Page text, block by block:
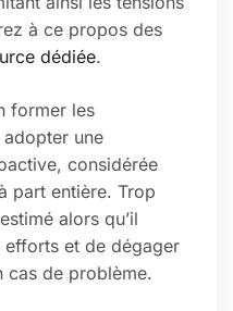
à ce propos des
dédiée.
former les
une
considérée
part entière. Trop
alors qu’il
efforts et de dégager
cas de problème.